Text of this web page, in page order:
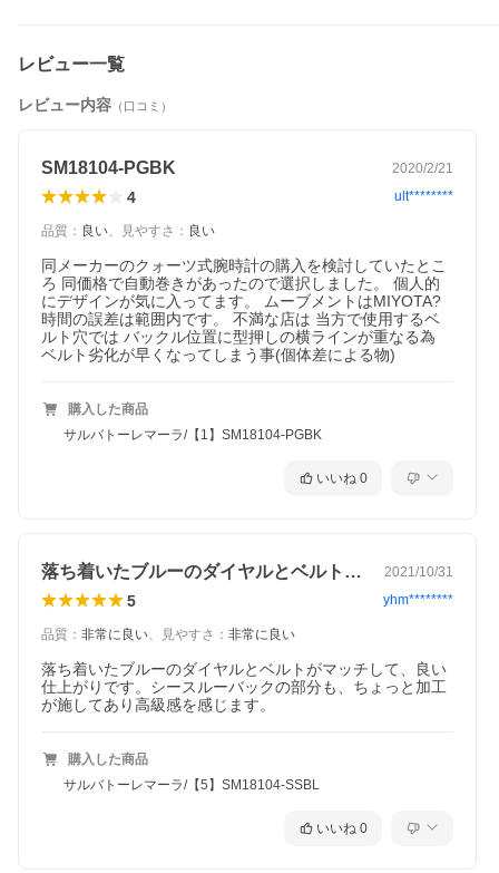
レビュー一覧
レビュー内容 （口コミ）
SM18104-PGBK 2020/2/21
4 ult********
品質 ： 良い、 見やすさ ： 良い
同メーカーのクォーツ式腕時計の購入を検討していたとこ
ろ 同価格で自動巻きがあったので選択しました。 個人的
にデザインが気に入ってます。 ムーブメントはMIYOTA?
時間の誤差は範囲内です。 不満な店は 当方で使用するベ
ルト穴では バックル位置に型押しの横ラインが重なる為
ベルト劣化が早くなってしまう事(個体差による物)
購入した商品
サルバトーレマーラ/【1】SM18104-PGBK
いいね 0
落ち着いたブルーのダイヤルとベルトがマ… 2021/10/31
5 yhm********
品質 ： 非常に良い、 見やすさ ： 非常に良い
落ち着いたブルーのダイヤルとベルトがマッチして、良い
仕上がりです。シースルーバックの部分も、ちょっと加工
が施してあり高級感を感じます。
購入した商品
サルバトーレマーラ/【5】SM18104-SSBL
いいね 0